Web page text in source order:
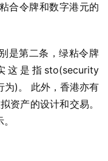
合令牌和数字港元的
是第二条，绿粘令牌
是指sto(security
)。 此外，香港亦有
资产的设计和交易。